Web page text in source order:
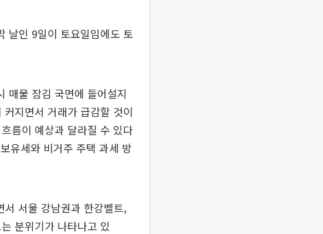
날인 9일이 토요일임에도 토
매물 잠김 국면에 들어설지
지면서 거래가 급감할 것이
름이 예상과 달라질 수 있다
유세와 비거주 주택 과세 방
서울 강남권과 한강벨트,
분위기가 나타나고 있